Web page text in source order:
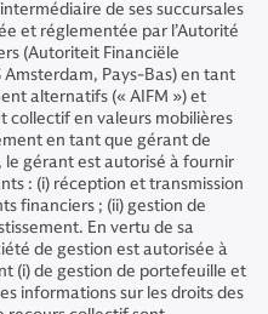
de ses succursales
et réglementée par l’Autorité
(Autoriteit Financiële
Pays-Bas) en tant
alternatifs (« AIFM ») et
collectif en valeurs mobilières
en tant que gérant de
le gérant est autorisé à fournir
: (i) réception et transmission
financiers ; (ii) gestion de
En vertu de sa
de gestion est autorisée à
(i) de gestion de portefeuille et
informations sur les droits des